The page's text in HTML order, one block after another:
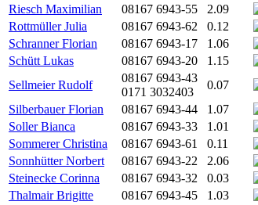
Riesch Maximilian
08167 6943-55 2.09
Rottmüller Julia
08167 6943-62 0.12
Schranner Florian
08167 6943-17 1.06
Schütt Lukas
08167 6943-20 1.15
Sellmeier Rudolf
08167 6943-43
0171 3032403
0.07
Silberbauer Florian
08167 6943-44 1.07
Soller Bianca
08167 6943-33 1.01
Sommerer Christina
08167 6943-61 0.11
Sonnhütter Norbert
08167 6943-22 2.06
Steinecke Corinna
08167 6943-32 0.03
Thalmair Brigitte
08167 6943-45 1.03